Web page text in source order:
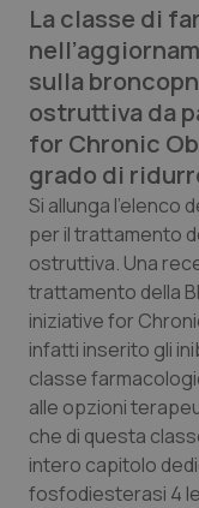
Lettere al
Edizioni
QS Pro
Professionisti
Abruzzo
Basilicata
Calabria
Campania
QS Pro Gold
Artrite &
Asma &
Car-T
QS Club
La classe di
sulla
ostruttiva da
for Chronic
grado di
Si allunga l’elenco
per il trattamento
ostruttiva. Una
trattamento della
iniziative for
infatti inserito gli
classe
alle opzioni
che di questa
intero capitolo
fosfodiesterasi 4